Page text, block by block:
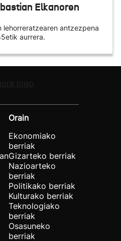
Elkanoren
lehorreratzearen antzezpena
aurrera.
Orain
Ekonomiako
berriak
Gizarteko berriak
Nazioarteko
berriak
Politikako berriak
Kulturako berriak
Teknologiako
berriak
Osasuneko
berriak